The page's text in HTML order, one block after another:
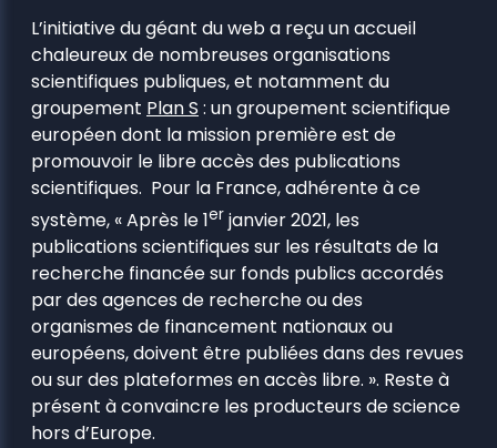
L’initiative du géant du web a reçu un accueil
chaleureux de nombreuses organisations
scientifiques publiques, et notamment du
groupement Plan S : un groupement scientifique
européen dont la mission première est de
promouvoir le libre accès des publications
scientifiques. Pour la France, adhérente à ce
système, « Après le 1er janvier 2021, les
publications scientifiques sur les résultats de la
recherche financée sur fonds publics accordés
par des agences de recherche ou des
organismes de financement nationaux ou
européens, doivent être publiées dans des revues
ou sur des plateformes en accès libre. ». Reste à
présent à convaincre les producteurs de science
hors d’Europe.